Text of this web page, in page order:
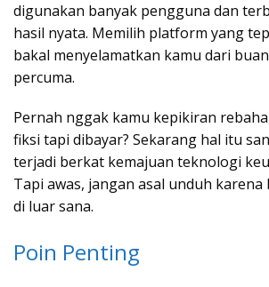
digunakan banyak pengguna dan
hasil nyata. Memilih platform yang
bakal menyelamatkan kamu dari
percuma.
Pernah nggak kamu kepikiran
fiksi tapi dibayar? Sekarang hal itu
terjadi berkat kemajuan teknologi
Tapi awas, jangan asal unduh karena
di luar sana.
Poin Penting